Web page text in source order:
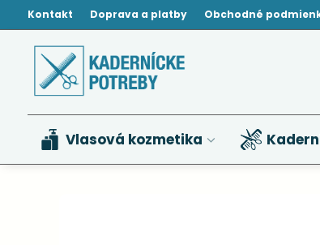
Kontakt Doprava a platby Obchodné
Vlasová kozmetika